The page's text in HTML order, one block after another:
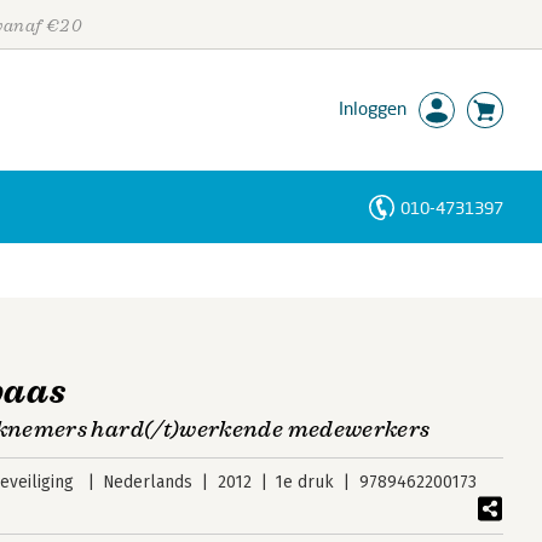
€20
Inloggen
010-4731397
hard(/t)werkende medewerkers
Nederlands 2012 1e druk 9789462200173
Personen